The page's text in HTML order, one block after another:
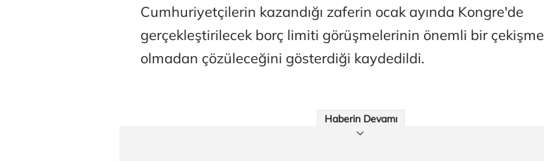
Cumhuriyetçilerin kazandığı zaferin ocak ayında Kongre'de
gerçekleştirilecek borç limiti görüşmelerinin önemli bir çekişme
olmadan çözüleceğini gösterdiği kaydedildi.
Haberin Devamı